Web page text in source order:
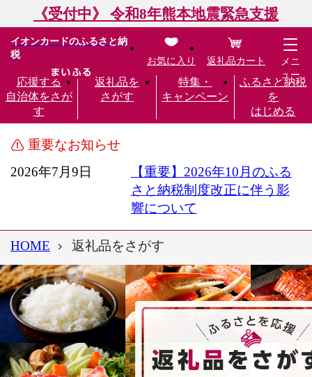
《受付中》 令和8年熊本地震緊急支援
イオンカードのふるさと納
税
応援する
自治体をさが
す
返礼品を
さがす
特集・
キャンペーン
ふるさと納税
を
はじめる
お気に入り 返礼品カート
メニ
ュー
重要なお知らせ
2026年7月9日
【重要】2026年10月のふる
さと納税制度改正に伴う影
響について
HOME 返礼品をさがす